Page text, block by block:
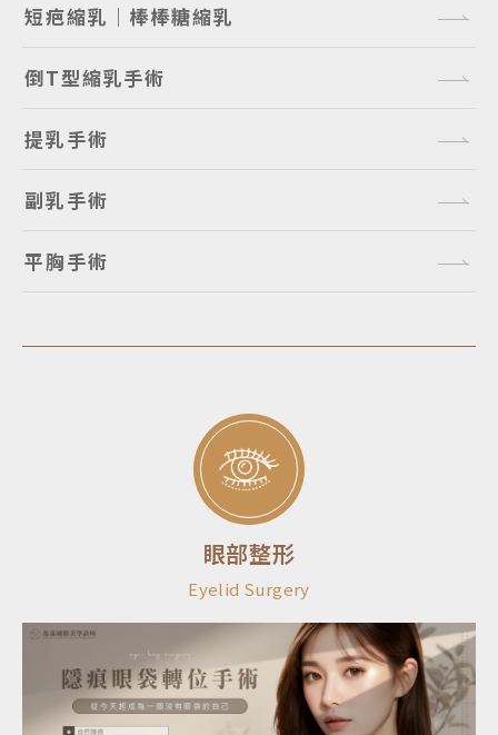
短疤縮乳｜棒棒糖縮乳
倒T型縮乳手術
提乳手術
副乳手術
平胸手術
眼部整形
Eyelid Surgery